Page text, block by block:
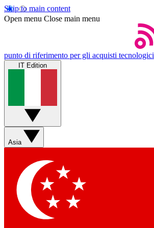
Skip to main content
Open menu Close main menu
punto di riferimento per gli acquisti tecnologici
IT Edition
Asia